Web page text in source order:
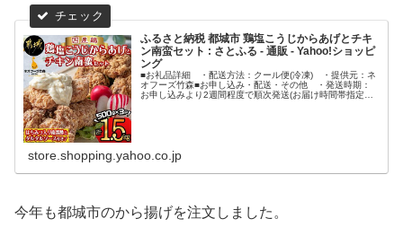
ふるさと納税 都城市 鶏塩こうじからあげとチキ
ン南蛮セット : さとふる - 通販 - Yahoo!ショッピ
ング
■お礼品詳細 ・配送方法：クール便(冷凍) ・提供元：ネ
オフーズ竹森■お申し込み・配送・その他 ・発送時期：
お申し込みより2週間程度で順次発送(お届け時間帯指定
store.shopping.yahoo.co.jp
今年も都城市のから揚げを注文しました。